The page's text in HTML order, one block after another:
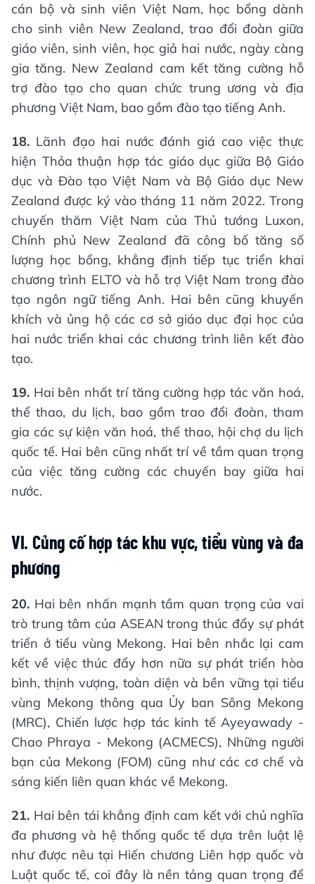
cán bộ và sinh viên Việt Nam, học bổng dành
cho sinh viên New Zealand, trao đổi đoàn giữa
giáo viên, sinh viên, học giả hai nước, ngày càng
gia tăng. New Zealand cam kết tăng cường hỗ
trợ đào tạo cho quan chức trung ương và địa
phương Việt Nam, bao gồm đào tạo tiếng Anh.
18. Lãnh đạo hai nước đánh giá cao việc thực
hiện Thỏa thuận hợp tác giáo dục giữa Bộ Giáo
dục và Đào tạo Việt Nam và Bộ Giáo dục New
Zealand được ký vào tháng 11 năm 2022. Trong
chuyến thăm Việt Nam của Thủ tướng Luxon,
Chính phủ New Zealand đã công bố tăng số
lượng học bổng, khẳng định tiếp tục triển khai
chương trình ELTO và hỗ trợ Việt Nam trong đào
tạo ngôn ngữ tiếng Anh. Hai bên cũng khuyến
khích và ủng hộ các cơ sở giáo dục đại học của
hai nước triển khai các chương trình liên kết đào
tạo.
19. Hai bên nhất trí tăng cường hợp tác văn hoá,
thể thao, du lịch, bao gồm trao đổi đoàn, tham
gia các sự kiện văn hoá, thể thao, hội chợ du lịch
quốc tế. Hai bên cũng nhất trí về tầm quan trọng
của việc tăng cường các chuyến bay giữa hai
nước.
VI. Củng cố hợp tác khu vực, tiểu vùng và đa
phương
20. Hai bên nhấn mạnh tầm quan trọng của vai
trò trung tâm của ASEAN trong thúc đẩy sự phát
triển ở tiểu vùng Mekong. Hai bên nhắc lại cam
kết về việc thúc đẩy hơn nữa sự phát triển hòa
bình, thịnh vượng, toàn diện và bền vững tại tiểu
vùng Mekong thông qua Ủy ban Sông Mekong
(MRC), Chiến lược hợp tác kinh tế Ayeyawady -
Chao Phraya - Mekong (ACMECS), Những người
bạn của Mekong (FOM) cũng như các cơ chế và
sáng kiến liên quan khác về Mekong.
21. Hai bên tái khẳng định cam kết với chủ nghĩa
đa phương và hệ thống quốc tế dựa trên luật lệ
như được nêu tại Hiến chương Liên hợp quốc và
Luật quốc tế, coi đây là nền tảng quan trọng để